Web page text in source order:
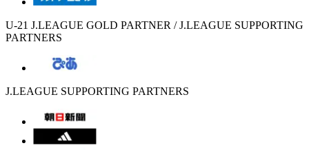
U-21 J.LEAGUE GOLD PARTNER / J.LEAGUE SUPPORTING
PARTNERS
J.LEAGUE SUPPORTING PARTNERS